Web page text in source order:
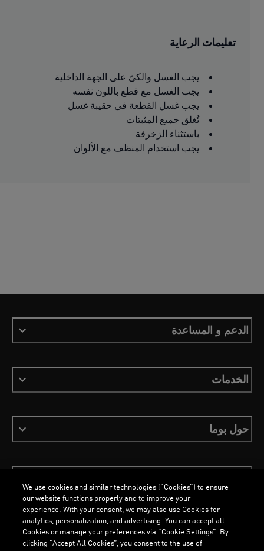
تعليمات الرعاية
يجب الغسل والكىّ على الجهة الداخلية
يجب الغسل مع قطع باللون نفسه
يجب غسل القطعة في حقيبة غسل
تُغلق جميع المثبتات
باستثناء الزخرفة
يجب استخدام المنظف مع الألوان
الدعم و المساعدة
الخدمات
حول بوما
العربية
We use cookies and similar technologies (“Cookies”) to ensure
our website functions properly and to improve your
experience. With your consent, we may also use Cookies for
analytics, personalization, and advertising. You can accept all
Cookies or manage your preferences via “Cookie Settings”. By
clicking “Accept All Cookies”, you consent to the use of